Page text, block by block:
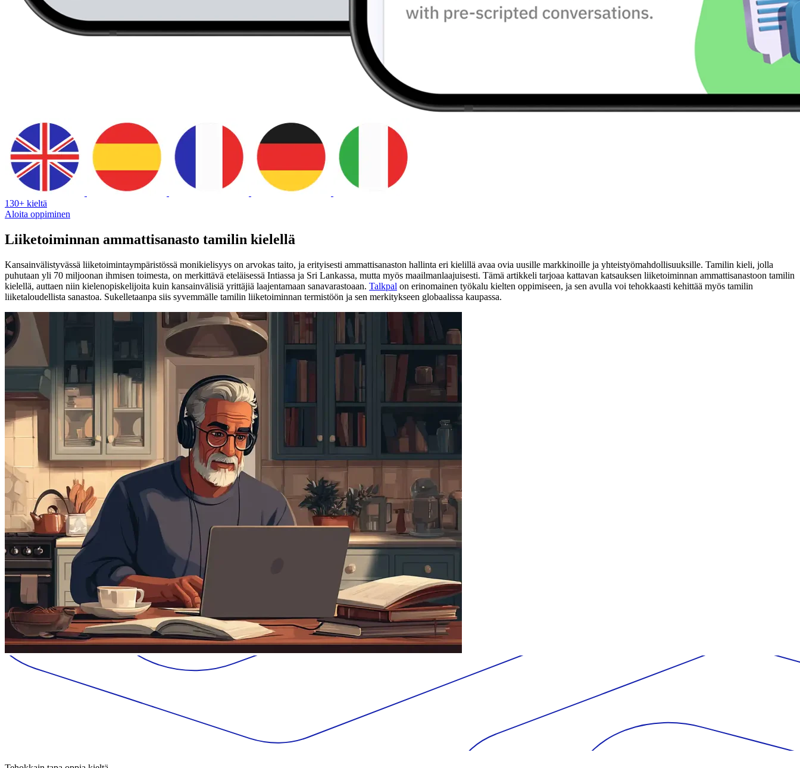
130+ kieltä
Aloita oppiminen
Liiketoiminnan ammattisanasto tamilin kielellä
Kansainvälistyvässä liiketoimintaympäristössä monikielisyys on arvokas taito, ja erityisesti ammattisanaston hallinta eri kielillä avaa ovia uusille markkinoille ja yhteistyömahdollisuuksille. Tamilin kieli, jolla
puhutaan yli 70 miljoonan ihmisen toimesta, on merkittävä eteläisessä Intiassa ja Sri Lankassa, mutta myös maailmanlaajuisesti. Tämä artikkeli tarjoaa kattavan katsauksen liiketoiminnan ammattisanastoon tamilin
kielellä, auttaen niin kielenopiskelijoita kuin kansainvälisiä yrittäjiä laajentamaan sanavarastoaan. Talkpal on erinomainen työkalu kielten oppimiseen, ja sen avulla voi tehokkaasti kehittää myös tamilin
liiketaloudellista sanastoa. Sukelletaanpa siis syvemmälle tamilin liiketoiminnan termistöön ja sen merkitykseen globaalissa kaupassa.